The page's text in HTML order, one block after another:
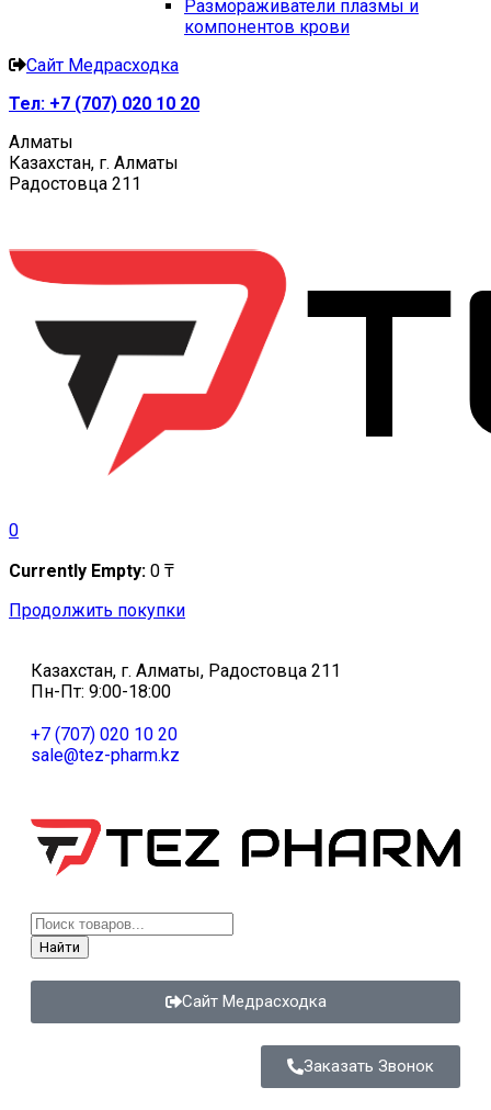
Размораживатели плазмы и
компонентов крови
Сайт Медрасходка
Тел: +7 (707) 020 10 20
Алматы
Казахстан, г. Алматы
Радостовца 211
0
Currently Empty: 0 ₸
Продолжить покупки
Казахстан, г. Алматы, Радостовца 211
Пн-Пт: 9:00-18:00
+7 (707) 020 10 20
sale@tez-pharm.kz
Найти
Сайт Медрасходка
Заказать Звонок